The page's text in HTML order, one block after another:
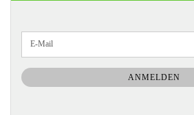
ZUR
NEWSLETTER-
ANMELDUNG
E-
ANMELDEN